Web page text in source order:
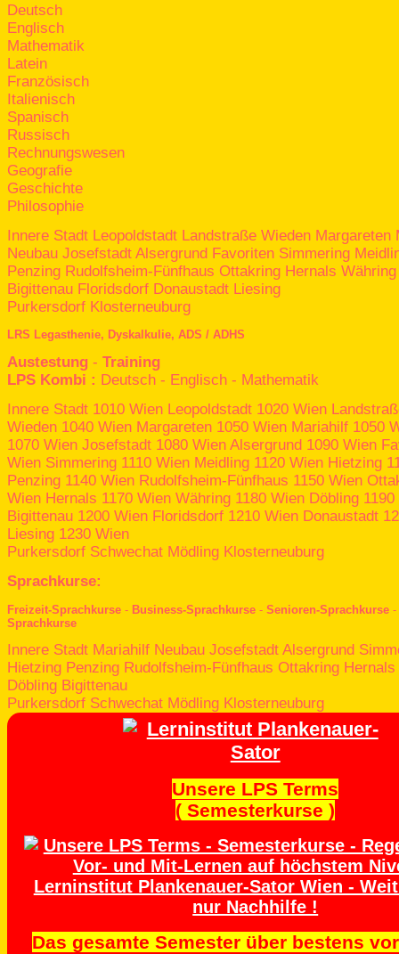
Deutsch
Englisch
Mathematik
Latein
Französisch
Italienisch
Spanisch
Russisch
Rechnungswesen
Geografie
Geschichte
Philosophie
Innere Stadt Leopoldstadt Landstraße Wieden Margareten
Neubau Josefstadt Alsergrund Favoriten Simmering
Penzing Rudolfsheim-Fünfhaus Ottakring Hernals Währing
Bigittenau Floridsdorf Donaustadt Liesing
Purkersdorf Klosterneuburg
LRS Legasthenie, Dyskalkulie, ADS / ADHS
Austestung - Training
LPS Kombi : Deutsch - Englisch - Mathematik
Innere Stadt 1010 Wien Leopoldstadt 1020 Wien
Wieden 1040 Wien Margareten 1050 Wien Mariahilf 1050
1070 Wien Josefstadt 1080 Wien Alsergrund 1090 Wien
Wien Simmering 1110 Wien Meidling 1120 Wien Hietzing
Penzing 1140 Wien Rudolfsheim-Fünfhaus 1150 Wien
Wien Hernals 1170 Wien Währing 1180 Wien Döbling
Bigittenau 1200 Wien Floridsdorf 1210 Wien Donaustadt
Liesing 1230 Wien
Purkersdorf Schwechat Mödling Klosterneuburg
Sprachkurse:
Freizeit-Sprachkurse - Business-Sprachkurse - Senioren-Sprachkurse -
Sprachkurse
Innere Stadt Mariahilf Neubau Josefstadt Alsergrund
Hietzing Penzing Rudolfsheim-Fünfhaus Ottakring Hernals
Döbling Bigittenau
Purkersdorf Schwechat Mödling Klosterneuburg
Unsere LPS Terms
( Semesterkurse )
Das gesamte Semester über bestens